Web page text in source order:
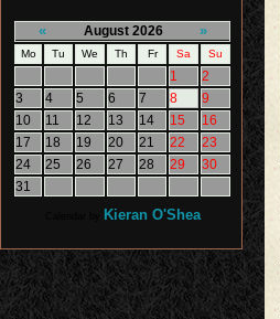
« August 2026 »
Mo Tu We Th Fr Sa Su
1
2
3
4 5 6 7 8
9
10
11 12 13 14 15
16
17
18 19 20 21 22
23
24
25 26 27 28 29
30
31
Kieran O'Shea